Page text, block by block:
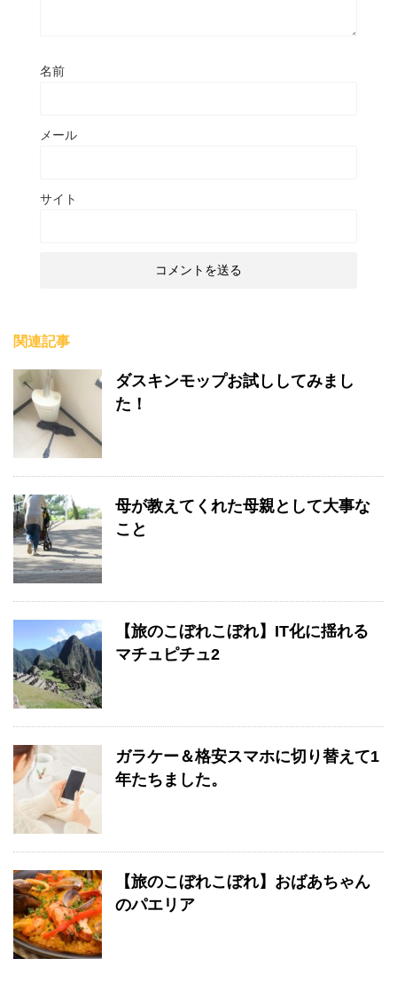
名前
メール
サイト
関連記事
ダスキンモップお試ししてみまし
た！
母が教えてくれた母親として大事な
こと
【旅のこぼれこぼれ】IT化に揺れる
マチュピチュ2
ガラケー＆格安スマホに切り替えて1
年たちました。
【旅のこぼれこぼれ】おばあちゃん
のパエリア